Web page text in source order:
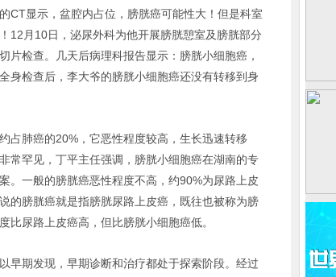
CT显示，盆腔内占位，膀胱癌可能性大！但是科室
12月10日，泌尿外科为他开展膀胱憩室及膀胱部分
片检查。几天后病理科报告显示：膀胱小细胞癌，
身检查后，李大爷的膀胱小细胞癌还没有转移到身
占肺癌的20%，它恶性程度较高，生长迅速转移
常罕见，丁平主任强调，膀胱小细胞癌在湖南的专
。一般的膀胱癌恶性程度不高，约90%为尿路上皮
的膀胱癌就是指膀胱尿路上皮癌，既往也被称为膀
比尿路上皮癌高，但比膀胱小细胞癌低。
早期发现，早期诊断和治疗都处于探索阶段。经过